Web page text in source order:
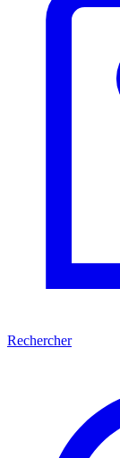
Rechercher